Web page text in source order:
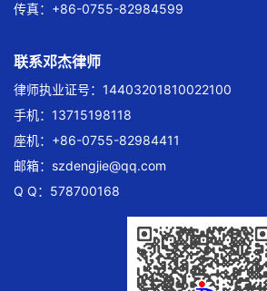
传真：+86-0755-82984599
联系邓杰律师
律师执业证号：14403201810022100
手机：13715198118
座机：+86-0755-82984411
邮箱： szdengjie@qq.com
Q Q：578700168